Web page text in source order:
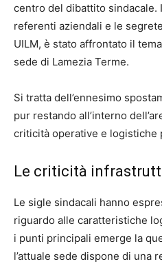
centro del dibattito
referenti aziendali e le
UILM, è stato affrontato il
sede di Lamezia Terme.
Si tratta dell’ennesimo
pur restando all’interno
criticità operative e logistiche
Le criticità
Le sigle sindacali hanno
riguardo alle caratteristiche
i punti principali emerge la
l’attuale sede dispone di una